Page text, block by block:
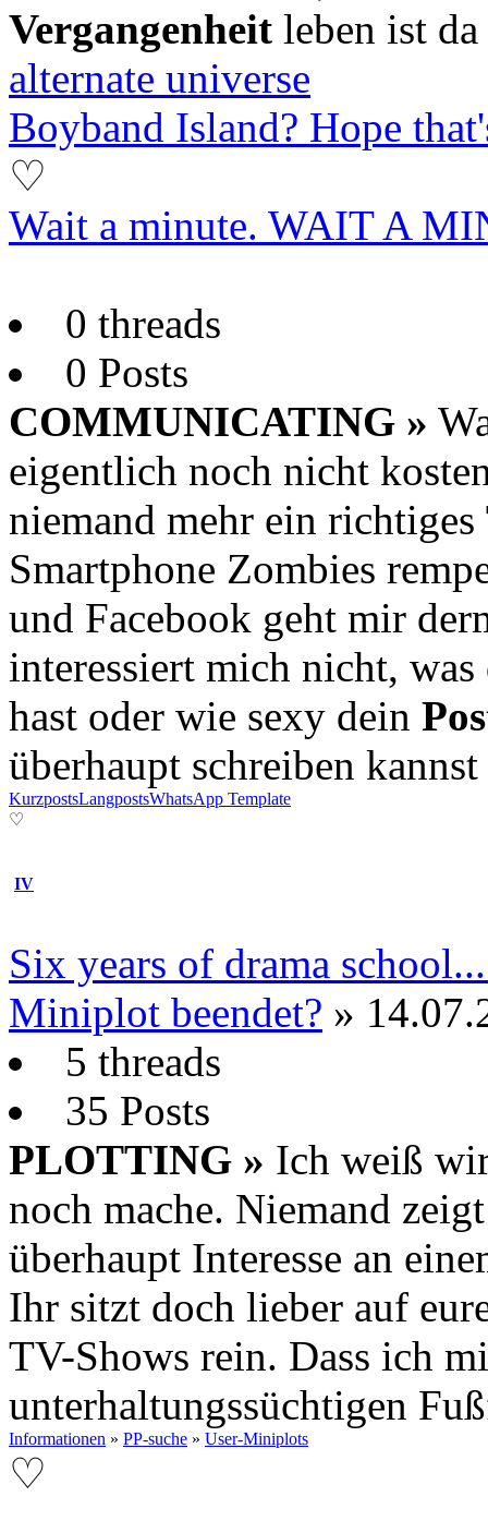
Vergangenheit leben ist
alternate universe
Boyband Island? Hope
♡
Wait a minute. WAIT A
0 threads
0 Posts
COMMUNICATING »
eigentlich noch nicht
niemand mehr ein richtiges
Smartphone Zombies
und Facebook geht mir
interessiert mich nicht,
hast oder wie sexy dein
überhaupt schreiben
KurzpostsLangpostsWhatsApp Template
♡
IV
Six years of drama
Miniplot beendet? »
5 threads
35 Posts
PLOTTING » Ich weiß
noch mache. Niemand
überhaupt Interesse an
Ihr sitzt doch lieber auf
TV-Shows rein. Dass ich
unterhaltungssüchtigen
Informationen » PP-suche » User-Miniplots
♡